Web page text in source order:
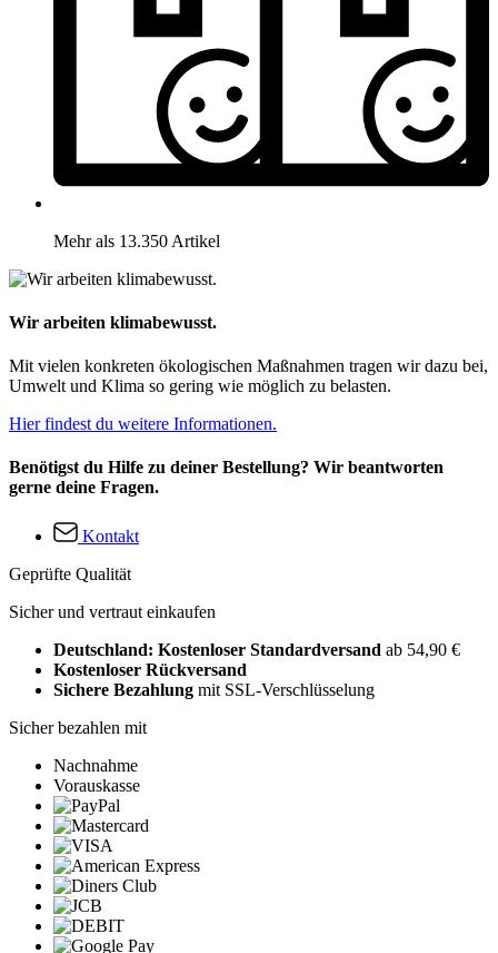
Mehr als 13.350 Artikel
Wir arbeiten klimabewusst.
Mit vielen konkreten ökologischen Maßnahmen tragen wir dazu bei,
Umwelt und Klima so gering wie möglich zu belasten.
Hier findest du weitere Informationen.
Benötigst du Hilfe zu deiner Bestellung? Wir beantworten
gerne deine Fragen.
Kontakt
Geprüfte Qualität
Sicher und vertraut einkaufen
Deutschland: Kostenloser Standardversand ab 54,90 €
Kostenloser Rückversand
Sichere Bezahlung mit SSL-Verschlüsselung
Sicher bezahlen mit
Nachnahme
Vorauskasse